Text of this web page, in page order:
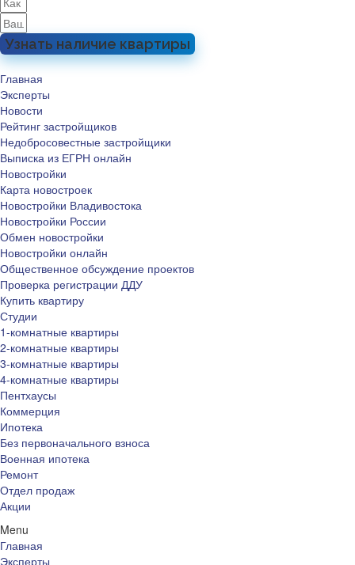
Узнать наличие квартиры
Главная
Эксперты
Новости
Рейтинг застройщиков
Недобросовестные застройщики
Выписка из ЕГРН онлайн
Новостройки
Карта новостроек
Новостройки Владивостока
Новостройки России
Обмен новостройки
Новостройки онлайн
Общественное обсуждение проектов
Проверка регистрации ДДУ
Купить квартиру
Студии
1-комнатные квартиры
2-комнатные квартиры
3-комнатные квартиры
4-комнатные квартиры
Пентхаусы
Коммерция
Ипотека
Без первоначального взноса
Военная ипотека
Ремонт
Отдел продаж
Акции
Menu
Главная
Эксперты